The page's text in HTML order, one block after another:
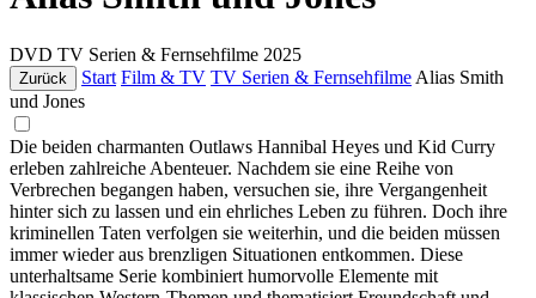
DVD TV Serien & Fernsehfilme 2025
Zurück Start Film & TV TV Serien & Fernsehfilme Alias Smith
und Jones
Die beiden charmanten Outlaws Hannibal Heyes und Kid Curry
erleben zahlreiche Abenteuer. Nachdem sie eine Reihe von
Verbrechen begangen haben, versuchen sie, ihre Vergangenheit
hinter sich zu lassen und ein ehrliches Leben zu führen. Doch ihre
kriminellen Taten verfolgen sie weiterhin, und die beiden müssen
immer wieder aus brenzligen Situationen entkommen. Diese
unterhaltsame Serie kombiniert humorvolle Elemente mit